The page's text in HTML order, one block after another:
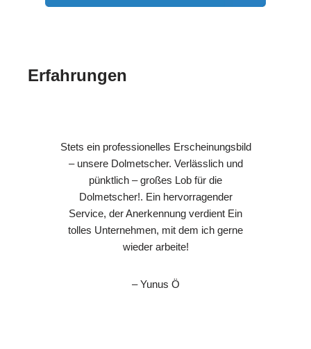
Erfahrungen
Stets ein professionelles Erscheinungsbild
– unsere Dolmetscher. Verlässlich und
pünktlich – großes Lob für die
Dolmetscher!. Ein hervorragender
Service, der Anerkennung verdient Ein
tolles Unternehmen, mit dem ich gerne
wieder arbeite!
– Yunus Ö